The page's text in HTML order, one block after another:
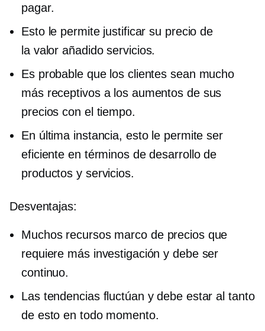
pagar.
Esto le permite justificar su precio de
la valor añadidoservicios.
Es probable que los clientes sean mucho
más receptivos a los aumentos de sus
precios con el tiempo.
En última instancia, esto le permite ser
eficiente en términos de desarrollo de
productos y servicios.
Desventajas:
Muchos recursosmarco de precios que
requiere más investigación y debe ser
continuo.
Las tendencias fluctúan y debe estar al tanto
de esto en todo momento.